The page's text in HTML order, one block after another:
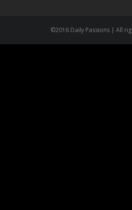
©2016 Daily Passions | All